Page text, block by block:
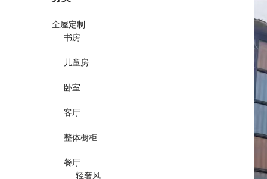
全屋定制
书房
儿童房
卧室
客厅
整体橱柜
餐厅
轻奢风